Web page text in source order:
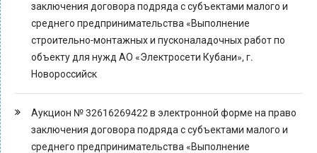
заключения договора подряда с субъектами малого и
среднего предпринимательства «Выполнение
строительно-монтажных и пусконаладочных работ по
объекту для нужд АО «Электросети Кубани», г.
Новороссийск
Аукцион № 32616269422 в электронной форме на право
заключения договора подряда с субъектами малого и
среднего предпринимательства «Выполнение